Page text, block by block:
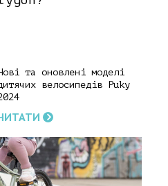
та оновлені моделі
велосипедів Puky